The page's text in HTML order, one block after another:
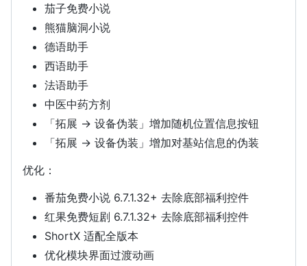
茄子免费小说
熊猫脑洞小说
德语助手
西语助手
法语助手
中医中药方剂
「拓展 -> 设备伪装」增加随机位置信息按钮
「拓展 -> 设备伪装」增加对基站信息的伪装
优化：
番茄免费小说 6.7.1.32+ 去除底部福利控件
红果免费短剧 6.7.1.32+ 去除底部福利控件
ShortX 适配全版本
优化模块界面过渡动画